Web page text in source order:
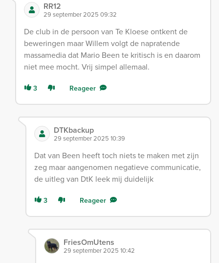
RR12
29 september 2025 09:32
De club in de persoon van Te Kloese ontkent de
beweringen maar Willem volgt de napratende
massamedia dat Mario Been te kritisch is en daarom
niet mee mocht. Vrij simpel allemaal.
3 Reageer
DTKbackup
29 september 2025 10:39
Dat van Been heeft toch niets te maken met zijn
zeg maar aangenomen negatieve communicatie,
de uitleg van DtK leek mij duidelijk
3 Reageer
FriesOmUtens
29 september 2025 10:42